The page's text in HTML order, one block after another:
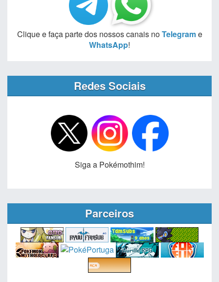
Clique e faça parte dos nossos canais noTelegrame
WhatsApp!
Redes Sociais
Siga a Pokémothim!
Parceiros